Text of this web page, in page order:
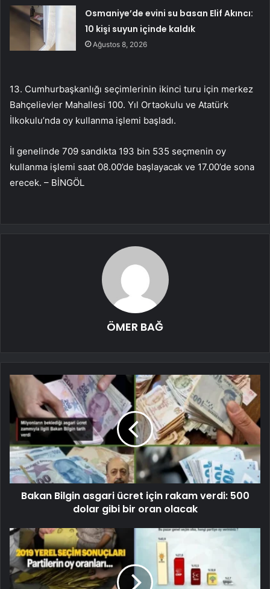
Osmaniye’de evini su basan Elif Akıncı:
10 kişi suyun içinde kaldık
Ağustos 8, 2026
13. Cumhurbaşkanlığı seçimlerinin ikinci turu için merkez
Bahçelievler Mahallesi 100. Yıl Ortaokulu ve Atatürk
İlkokulu’nda oy kullanma işlemi başladı.
İl genelinde 709 sandıkta 193 bin 535 seçmenin oy
kullanma işlemi saat 08.00’de başlayacak ve 17.00’de sona
erecek. – BİNGÖL
ÖMER BAĞ
Bakan Bilgin asgari ücret için rakam verdi: 500
dolar gibi bir oran olacak